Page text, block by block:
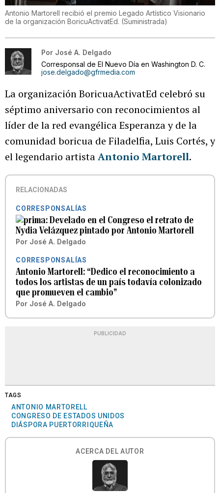
Antonio Martorell recibió el premio Legado Artístico Visionario
de la organización BoricuActivatEd. (Suministrada)
Por José A. Delgado
Corresponsal de El Nuevo Día en Washington D. C.
jose.delgado@gfrmedia.com
La organización BoricuaActivatEd celebró su
séptimo aniversario con reconocimientos al
líder de la red evangélica Esperanza y de la
comunidad boricua de Filadelfia, Luis Cortés, y
el legendario artistaAntonio Martorell.
RELACIONADAS
CORRESPONSALÍAS
Develado en el Congreso el retrato de
Nydia Velázquez pintado por Antonio Martorell
Por José A. Delgado
CORRESPONSALÍAS
Antonio Martorell: “Dedico el reconocimiento a
todos los artistas de un país todavía colonizado
que promueven el cambio”
Por José A. Delgado
PUBLICIDAD
TAGS
ANTONIO MARTORELL
CONGRESO DE ESTADOS UNIDOS
DIÁSPORA PUERTORRIQUEÑA
ACERCA DEL AUTOR